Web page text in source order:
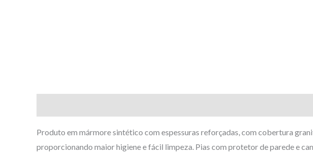
Produto em mármore sintético com espessuras reforçadas, com cobertura
proporcionando maior higiene e fácil limpeza. Pias com protetor de parede e